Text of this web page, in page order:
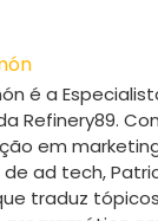
é a
Refinery89.
em
ad tech,
traduz